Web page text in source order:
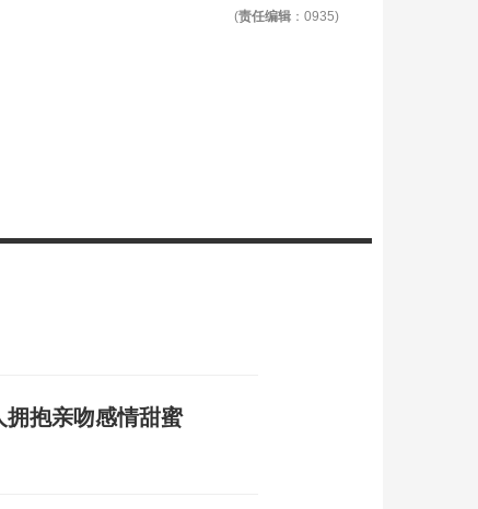
(责任编辑 ：0935)
抱亲吻感情甜蜜